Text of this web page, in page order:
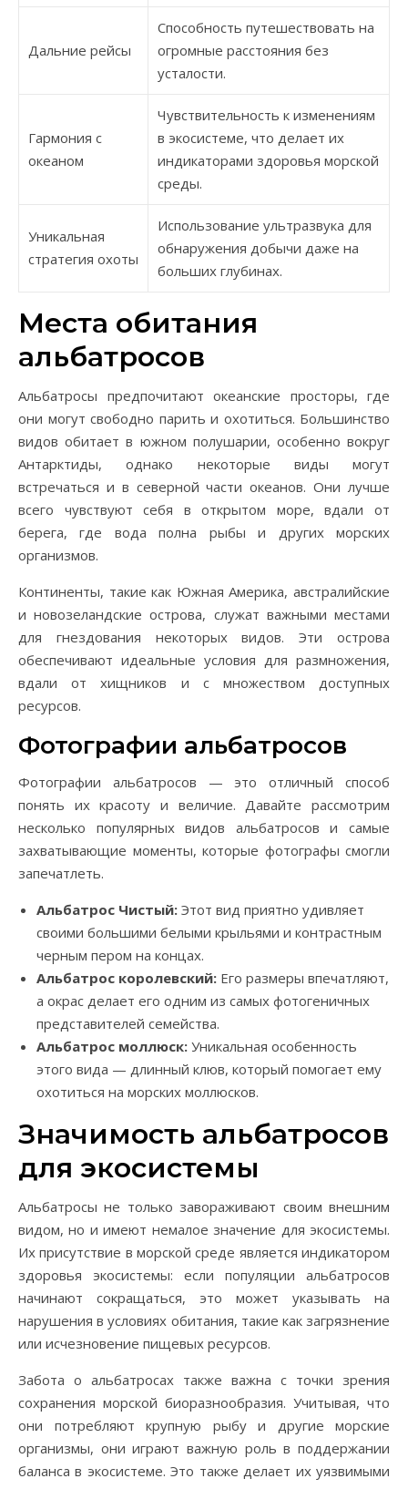
Дальние рейсы
Способность путешествовать на
огромные расстояния без
усталости.
Гармония с
океаном
Чувствительность к изменениям
в экосистеме, что делает их
индикаторами здоровья морской
среды.
Уникальная
стратегия охоты
Использование ультразвука для
обнаружения добычи даже на
больших глубинах.
Места обитания
альбатросов
Альбатросы предпочитают океанские просторы, где
они могут свободно парить и охотиться. Большинство
видов обитает в южном полушарии, особенно вокруг
Антарктиды, однако некоторые виды могут
встречаться и в северной части океанов. Они лучше
всего чувствуют себя в открытом море, вдали от
берега, где вода полна рыбы и других морских
организмов.
Континенты, такие как Южная Америка, австралийские
и новозеландские острова, служат важными местами
для гнездования некоторых видов. Эти острова
обеспечивают идеальные условия для размножения,
вдали от хищников и с множеством доступных
ресурсов.
Фотографии альбатросов
Фотографии альбатросов — это отличный способ
понять их красоту и величие. Давайте рассмотрим
несколько популярных видов альбатросов и самые
захватывающие моменты, которые фотографы смогли
запечатлеть.
Альбатрос Чистый: Этот вид приятно удивляет
своими большими белыми крыльями и контрастным
черным пером на концах.
Альбатрос королевский: Его размеры впечатляют,
а окрас делает его одним из самых фотогеничных
представителей семейства.
Альбатрос моллюск: Уникальная особенность
этого вида — длинный клюв, который помогает ему
охотиться на морских моллюсков.
Значимость альбатросов
для экосистемы
Альбатросы не только завораживают своим внешним
видом, но и имеют немалое значение для экосистемы.
Их присутствие в морской среде является индикатором
здоровья экосистемы: если популяции альбатросов
начинают сокращаться, это может указывать на
нарушения в условиях обитания, такие как загрязнение
или исчезновение пищевых ресурсов.
Забота о альбатросах также важна с точки зрения
сохранения морской биоразнообразия. Учитывая, что
они потребляют крупную рыбу и другие морские
организмы, они играют важную роль в поддержании
баланса в экосистеме. Это также делает их уязвимыми